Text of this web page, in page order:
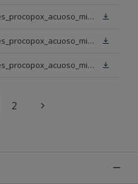
ficha_seguridad_pr_es_es_procopox_acuoso_mix_bb.pdf
ficha_seguridad_pr_es_es_procopox_acuoso_mix_bm.pdf
ficha_seguridad_pr_es_es_procopox_acuoso_mix_bn.pdf
2